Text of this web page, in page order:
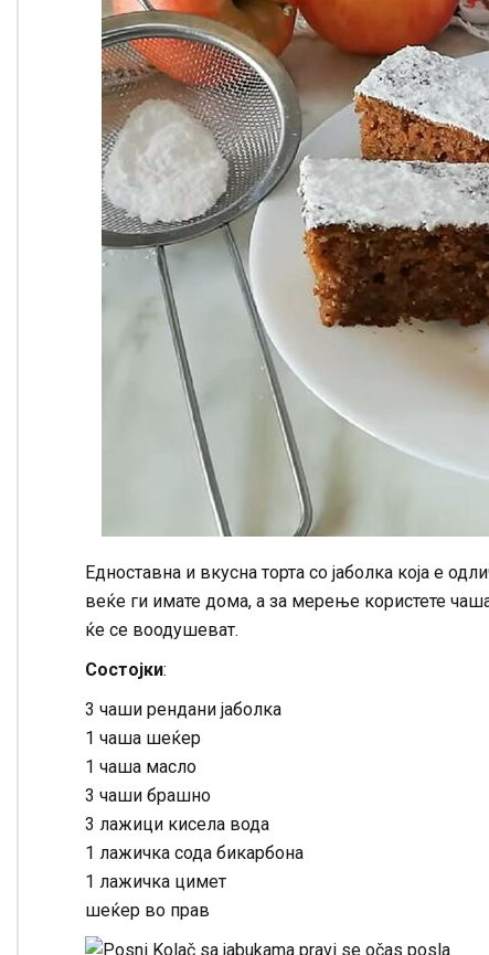
Едноставна и вкусна торта со јаболка која е
веќе ги имате дома, а за мерење користете
ќе се воодушеват.
Состојки:
3 чаши рендани јаболка
1 чаша шеќер
1 чаша масло
3 чаши брашно
3 лажици кисела вода
1 лажичка сода бикарбона
1 лажичка цимет
шеќер во прав